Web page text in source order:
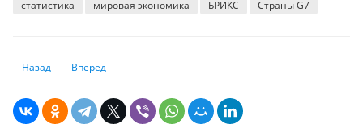
статистика мировая экономика БРИКС Страны G7
Предыдущий: «Дорогая» моя Южная столица: алматинцы тратят на
Назад Следующий: Уровни заработной платы в странах
Вперед